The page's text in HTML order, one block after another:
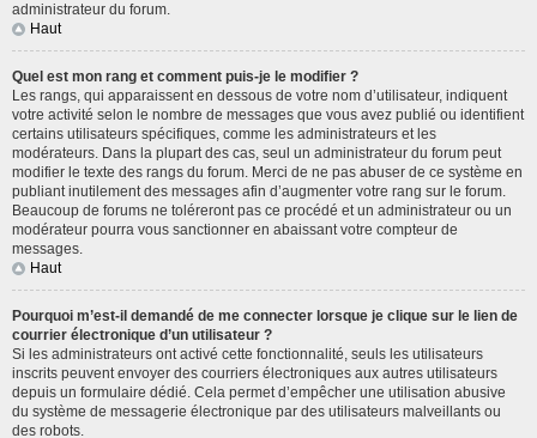
administrateur du forum.
Haut
Quel est mon rang et comment puis-je le modifier ?
Les rangs, qui apparaissent en dessous de votre nom d’utilisateur, indiquent
votre activité selon le nombre de messages que vous avez publié ou identifient
certains utilisateurs spécifiques, comme les administrateurs et les
modérateurs. Dans la plupart des cas, seul un administrateur du forum peut
modifier le texte des rangs du forum. Merci de ne pas abuser de ce système en
publiant inutilement des messages afin d’augmenter votre rang sur le forum.
Beaucoup de forums ne toléreront pas ce procédé et un administrateur ou un
modérateur pourra vous sanctionner en abaissant votre compteur de
messages.
Haut
Pourquoi m’est-il demandé de me connecter lorsque je clique sur le lien de
courrier électronique d’un utilisateur ?
Si les administrateurs ont activé cette fonctionnalité, seuls les utilisateurs
inscrits peuvent envoyer des courriers électroniques aux autres utilisateurs
depuis un formulaire dédié. Cela permet d’empêcher une utilisation abusive
du système de messagerie électronique par des utilisateurs malveillants ou
des robots.